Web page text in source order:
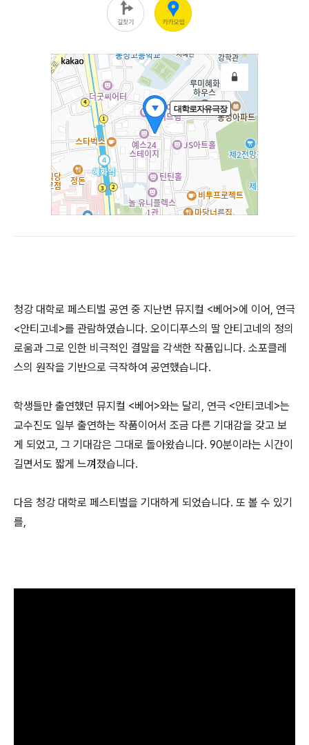
청강 대학로 페스티벌 공연 중 지난번 뮤지컬 <베어>에 이어, 연극
<안티고네>를 관람하였습니다. 오이디푸스의 딸 안티고네의 정의
로움과 그로 인한 비극적인 결말을 각색한 작품입니다. 소포클레
스의 원작을 기반으로 극작하여 공연했습니다.
학생들만 출연했던 뮤지컬 <베어>와는 달리, 연극 <안티코네>는
교수진도 일부 출연하는 작품이어서 조금 다른 기대감을 갖고 보
게 되었고, 그 기대감은 그대로 돌아왔습니다. 90분이라는 시간이
길면서도 짧게 느껴졌습니다.
다음 청강 대학로 페스티벌을 기대하게 되었습니다. 또 볼 수 있기
를,